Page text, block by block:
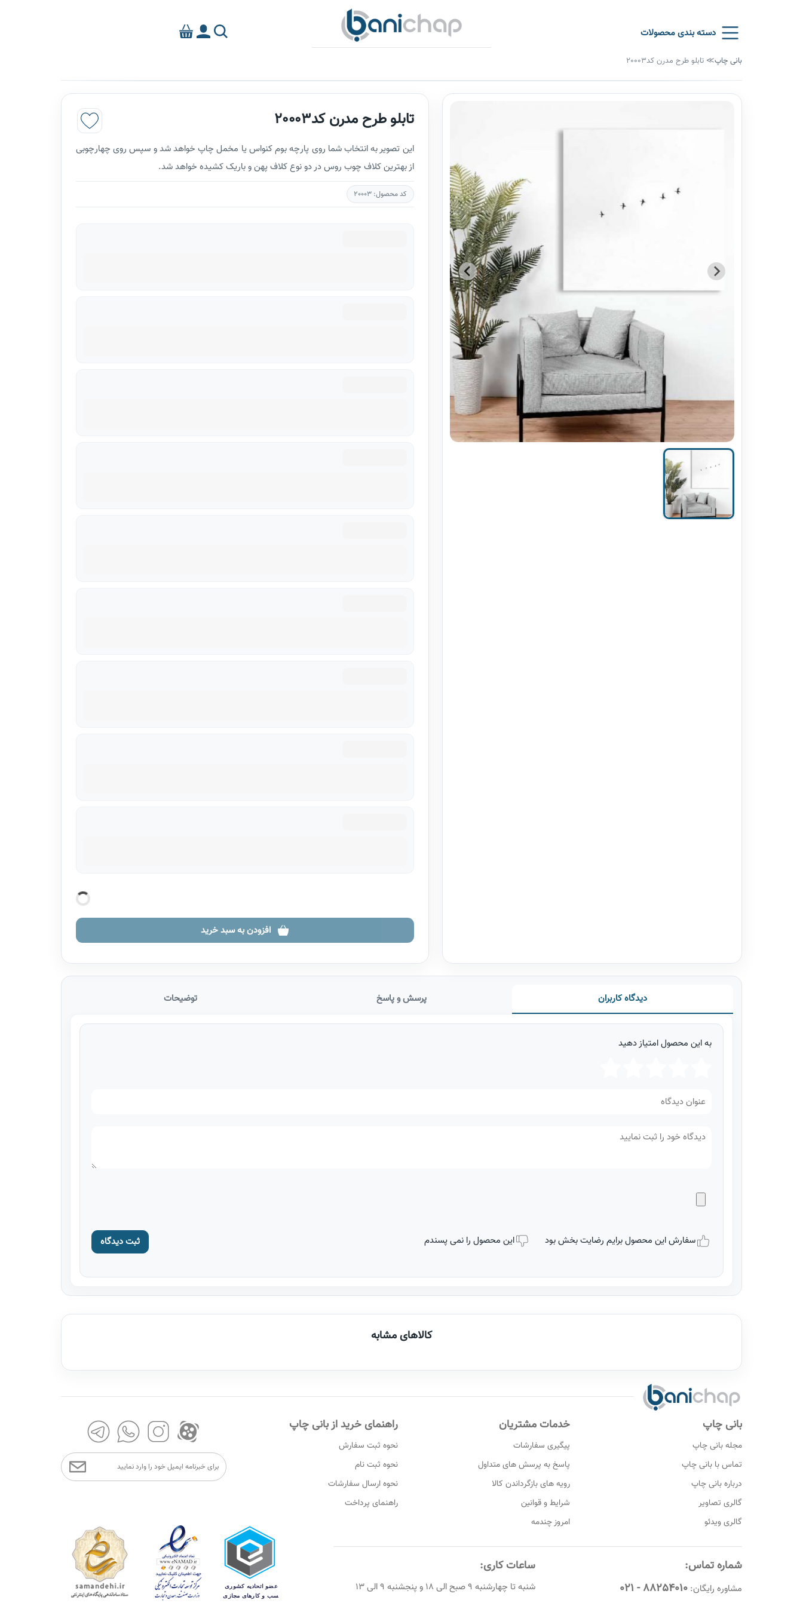
دسته بندی محصولات
بانی چاپ≫ تابلو طرح مدرن کد20003
تابلو طرح مدرن کد20003
این تصویر به انتخاب شما روی پارچه بوم کنواس یا مخمل چاپ خواهد شد و سپس روی چهارچوبی
از بهترین کلاف چوب روس در دو نوع کلاف پهن و باریک کشیده خواهد شد.
کد محصول: 20003
افزودن به سبد خرید
دیدگاه کاربران پرسش و پاسخ توضیحات
به این محصول امتیاز دهید
سفارش این محصول برایم رضایت بخش بود این محصول را نمی پسندم ثبت دیدگاه
کالاهای مشابه
بانی چاپ
مجله بانی چاپ
تماس با بانی چاپ
درباره بانی چاپ
گالری تصاویر
گالری ویدئو
خدمات مشتریان
پیگیری سفارشات
پاسخ به پرسش های متداول
رویه های بازگرداندن کالا
شرایط و قوانین
امروز چندمه
راهنمای خرید از بانی چاپ
نحوه ثبت سفارش
نحوه ثبت نام
نحوه ارسال سفارشات
راهنمای پرداخت
شماره تماس:
مشاوره رایگان: 88254010 - 021
ساعات کاری:
شنبه تا چهارشنبه 9 صبح الی 18 و پنجشنبه 9 الی 13